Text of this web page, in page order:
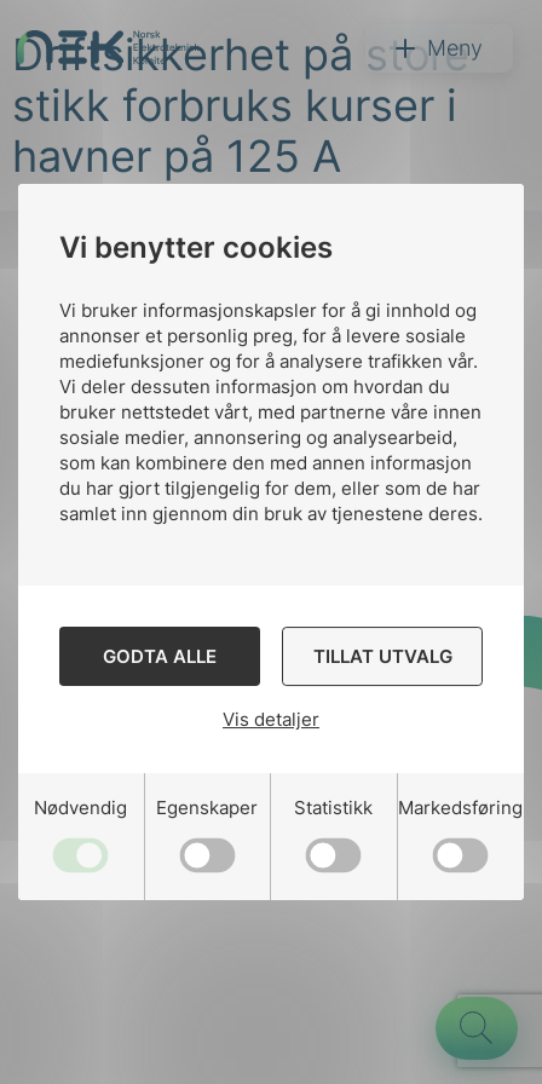
Vi benytter cookies
Vi bruker informasjonskapsler for å gi innhold og
annonser et personlig preg, for å levere sosiale
mediefunksjoner og for å analysere trafikken vår.
Vi deler dessuten informasjon om hvordan du
bruker nettstedet vårt, med partnerne våre innen
sosiale medier, annonsering og analysearbeid,
som kan kombinere den med annen informasjon
du har gjort tilgjengelig for dem, eller som de har
samlet inn gjennom din bruk av tjenestene deres.
GODTA ALLE TILLAT UTVALG
Vis detaljer
Nødvendig Egenskaper Statistikk Markedsføring
til
innhold
NEK Meny
Søk
Driftsikkerhet på store
stikk forbruks kurser i
havner på 125 A
Kontakt oss
Ansatte
nek@nek.no
Bruk av Cookies
Designed and developed
Til
toppen